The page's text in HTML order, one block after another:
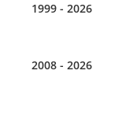
1999 - 2026
2008 - 2026